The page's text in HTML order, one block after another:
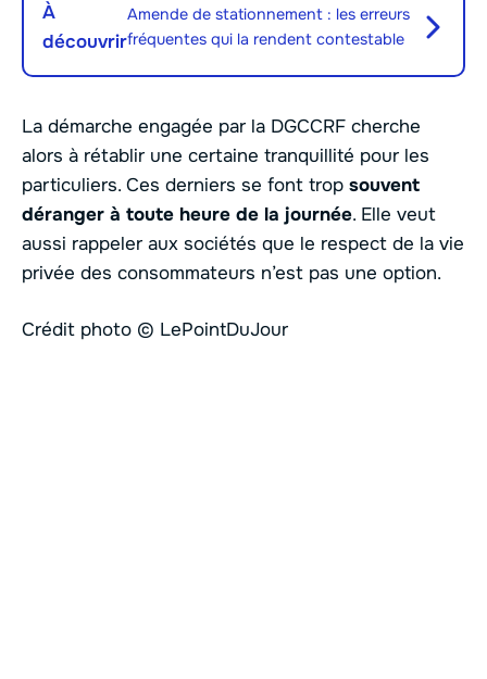
À
découvrir
Amende de stationnement : les erreurs
fréquentes qui la rendent contestable
La démarche engagée par la DGCCRF cherche
alors à rétablir une certaine tranquillité pour les
particuliers. Ces derniers se font trop souvent
déranger à toute heure de la journée. Elle veut
aussi rappeler aux sociétés que le respect de la vie
privée des consommateurs n’est pas une option.
Crédit photo © LePointDuJour